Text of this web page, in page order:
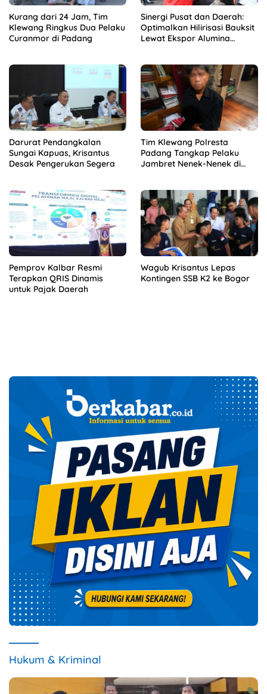
Kurang dari 24 Jam, Tim
Klewang Ringkus Dua Pelaku
Curanmor di Padang
Sinergi Pusat dan Daerah:
Optimalkan Hilirisasi Bauksit
Lewat Ekspor Alumina
Darurat Pendangkalan
Sungai Kapuas, Krisantus
Desak Pengerukan Segera
Tim Klewang Polresta
Padang Tangkap Pelaku
Jambret Nenek-Nenek di
Pemprov Kalbar Resmi
Terapkan QRIS Dinamis
untuk Pajak Daerah
Wagub Krisantus Lepas
Kontingen SSB K2 ke Bogor
Hukum & Kriminal